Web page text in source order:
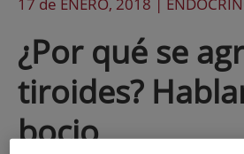
¿Por qué se
tiroides?
bocio